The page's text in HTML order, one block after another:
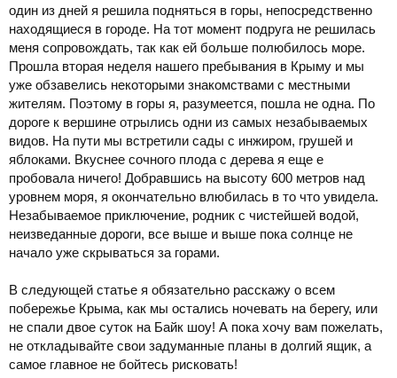
один из дней я решила подняться в горы, непосредственно
находящиеся в городе. На тот момент подруга не решилась
меня сопровождать, так как ей больше полюбилось море.
Прошла вторая неделя нашего пребывания в Крыму и мы
уже обзавелись некоторыми знакомствами с местными
жителям. Поэтому в горы я, разумеется, пошла не одна. По
дороге к вершине отрылись одни из самых незабываемых
видов. На пути мы встретили сады с инжиром, грушей и
яблоками. Вкуснее сочного плода с дерева я еще е
пробовала ничего! Добравшись на высоту 600 метров над
уровнем моря, я окончательно влюбилась в то что увидела.
Незабываемое приключение, родник с чистейшей водой,
неизведанные дороги, все выше и выше пока солнце не
начало уже скрываться за горами.
В следующей статье я обязательно расскажу о всем
побережье Крыма, как мы остались ночевать на берегу, или
не спали двое суток на Байк шоу! А пока хочу вам пожелать,
не откладывайте свои задуманные планы в долгий ящик, а
самое главное не бойтесь рисковать!